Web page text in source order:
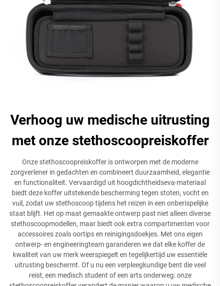
Verhoog uw medische uitrusting
met onze stethoscoopreiskoffer
Onze stethoscoopreiskoffer is ontworpen met de moderne
zorgverlener in gedachten en combineert duurzaamheid, elegantie
en functionaliteit. Vervaardigd uit hoogdichtheidseva-materiaal
biedt deze koffer uitstekende bescherming tegen stoten, vocht en
vuil, zodat uw stethoscoop tijdens het reizen in een onberispelijke
staat blijft. Het op maat gemaakte ontwerp past niet alleen diverse
stethoscoopmodellen, maar biedt ook extra compartimenten voor
accessoires zoals oortips en reinigingsdoekjes. Met ons eigen
ontwerp- en engineeringteam garanderen we dat elke koffer de
kwaliteit van uw merk weerspiegelt en tegelijkertijd uw essentiële
uitrusting beschermt. Of u nu een verpleegkundige bent die veel
reist, een medisch student of een arts onderweg: onze